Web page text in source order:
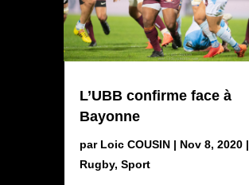
L’UBB confirme face à
Bayonne
par Loic COUSIN| Nov 8, 2020|
Rugby, Sport